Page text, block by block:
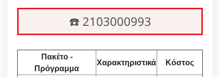
☎️ 2103000993
Πακέτο -
Πρόγραμμα
Χαρακτηριστικά
Κόστος